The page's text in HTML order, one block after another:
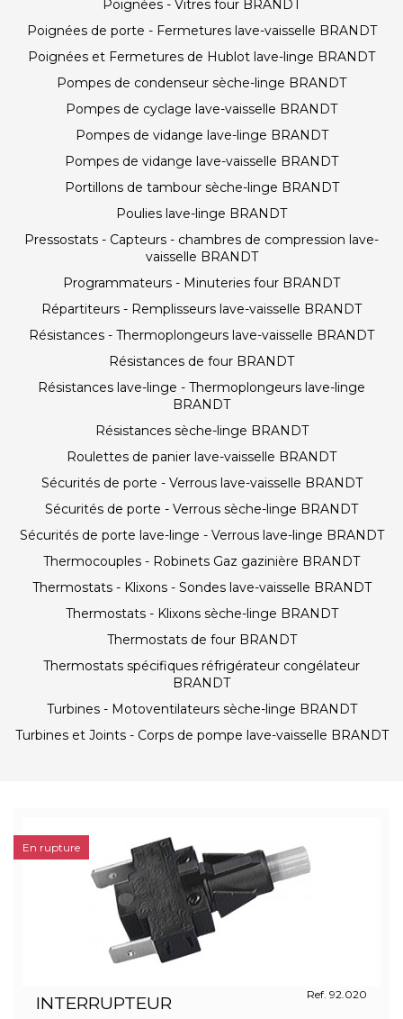
Poignées - Vitres four BRANDT
Poignées de porte - Fermetures lave-vaisselle BRANDT
Poignées et Fermetures de Hublot lave-linge BRANDT
Pompes de condenseur sèche-linge BRANDT
Pompes de cyclage lave-vaisselle BRANDT
Pompes de vidange lave-linge BRANDT
Pompes de vidange lave-vaisselle BRANDT
Portillons de tambour sèche-linge BRANDT
Poulies lave-linge BRANDT
Pressostats - Capteurs - chambres de compression lave-
vaisselle BRANDT
Programmateurs - Minuteries four BRANDT
Répartiteurs - Remplisseurs lave-vaisselle BRANDT
Résistances - Thermoplongeurs lave-vaisselle BRANDT
Résistances de four BRANDT
Résistances lave-linge - Thermoplongeurs lave-linge
BRANDT
Résistances sèche-linge BRANDT
Roulettes de panier lave-vaisselle BRANDT
Sécurités de porte - Verrous lave-vaisselle BRANDT
Sécurités de porte - Verrous sèche-linge BRANDT
Sécurités de porte lave-linge - Verrous lave-linge BRANDT
Thermocouples - Robinets Gaz gazinière BRANDT
Thermostats - Klixons - Sondes lave-vaisselle BRANDT
Thermostats - Klixons sèche-linge BRANDT
Thermostats de four BRANDT
Thermostats spécifiques réfrigérateur congélateur
BRANDT
Turbines - Motoventilateurs sèche-linge BRANDT
Turbines et Joints - Corps de pompe lave-vaisselle BRANDT
INTERRUPTEUR
Ref. 92.020
En rupture